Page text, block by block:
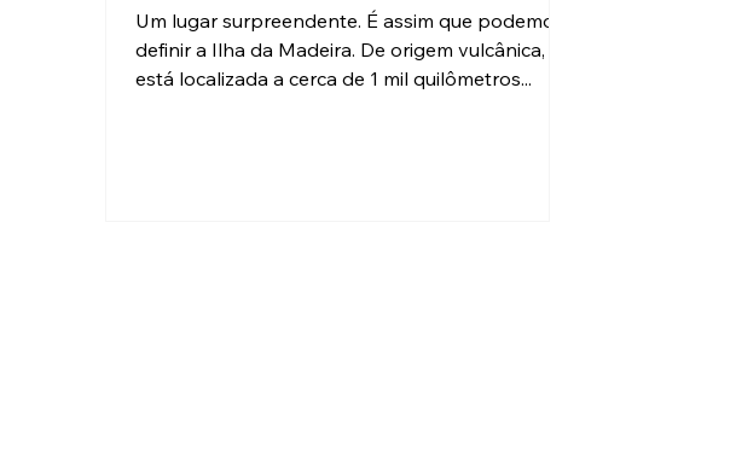
Um lugar surpreendente. É assim que podemos
definir a Ilha da Madeira. De origem vulcânica,
está localizada a cerca de 1 mil quilômetros...